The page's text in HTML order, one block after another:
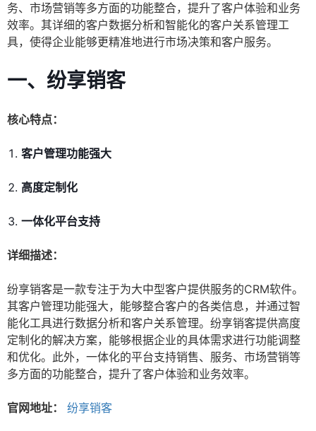
务、市场营销等多方面的功能整合，提升了客户体验和业务
效率。其详细的客户数据分析和智能化的客户关系管理工
具，使得企业能够更精准地进行市场决策和客户服务。
一、纷享销客
核心特点：
客户管理功能强大
高度定制化
一体化平台支持
详细描述：
纷享销客是一款专注于为大中型客户提供服务的CRM软件。
其客户管理功能强大，能够整合客户的各类信息，并通过智
能化工具进行数据分析和客户关系管理。纷享销客提供高度
定制化的解决方案，能够根据企业的具体需求进行功能调整
和优化。此外，一体化的平台支持销售、服务、市场营销等
多方面的功能整合，提升了客户体验和业务效率。
官网地址： 纷享销客